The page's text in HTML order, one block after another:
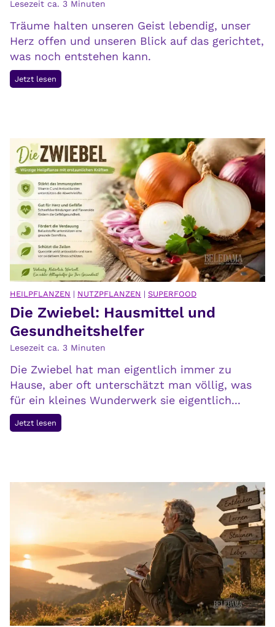
D
e
i
n
e
r
p
r
b
e
s
s
e
e
r
s
t
e
h
Lesezeit ca. 3 Minuten
Träume halten unseren Geist lebendig, unser
Herz offen und unseren Blick auf das gerichtet,
was noch entstehen kann.
Jetzt lesen
s
s
t
m
e
h
r
T
r
ä
u
m
h
b
e
n
,
a
l
i
ä
HEILPFLANZEN | NUTZPFLANZEN | SUPERFOOD
Die Zwiebel: Hausmittel und
Gesundheitshelfer
Lesezeit ca. 3 Minuten
Die Zwiebel hat man eigentlich immer zu
Hause, aber oft unterschätzt man völlig, was
für ein kleines Wunderwerk sie eigentlich...
Jetzt lesen
w
e
l
a
u